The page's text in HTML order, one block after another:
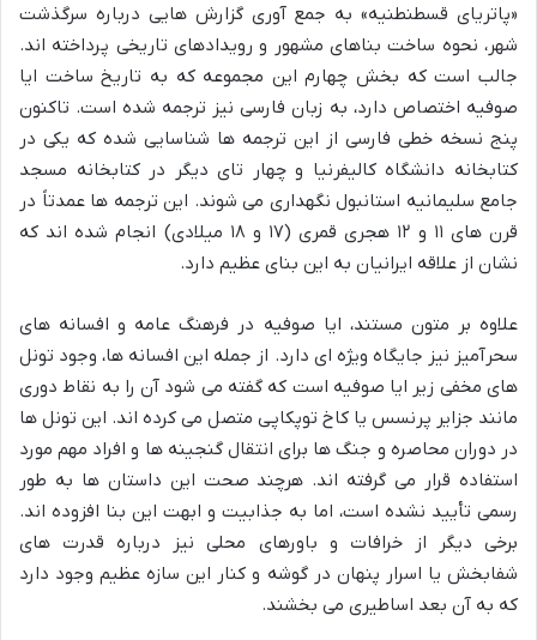
«پاتریای قسطنطنیه» به جمع آوری گزارش هایی درباره سرگذشت
شهر، نحوه ساخت بناهای مشهور و رویدادهای تاریخی پرداخته اند.
جالب است که بخش چهارم این مجموعه که به تاریخ ساخت ایا
صوفیه اختصاص دارد، به زبان فارسی نیز ترجمه شده است. تاکنون
پنج نسخه خطی فارسی از این ترجمه ها شناسایی شده که یکی در
کتابخانه دانشگاه کالیفرنیا و چهار تای دیگر در کتابخانه مسجد
جامع سلیمانیه استانبول نگهداری می شوند. این ترجمه ها عمدتاً در
قرن های ۱۱ و ۱۲ هجری قمری (۱۷ و ۱۸ میلادی) انجام شده اند که
نشان از علاقه ایرانیان به این بنای عظیم دارد.
علاوه بر متون مستند، ایا صوفیه در فرهنگ عامه و افسانه های
سحرآمیز نیز جایگاه ویژه ای دارد. از جمله این افسانه ها، وجود تونل
های مخفی زیر ایا صوفیه است که گفته می شود آن را به نقاط دوری
مانند جزایر پرنسس یا کاخ توپکاپی متصل می کرده اند. این تونل ها
در دوران محاصره و جنگ ها برای انتقال گنجینه ها و افراد مهم مورد
استفاده قرار می گرفته اند. هرچند صحت این داستان ها به طور
رسمی تأیید نشده است، اما به جذابیت و ابهت این بنا افزوده اند.
برخی دیگر از خرافات و باورهای محلی نیز درباره قدرت های
شفابخش یا اسرار پنهان در گوشه و کنار این سازه عظیم وجود دارد
که به آن بعد اساطیری می بخشند.